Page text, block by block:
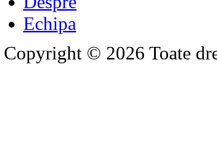
Echipa
Copyright © 2026 Toate